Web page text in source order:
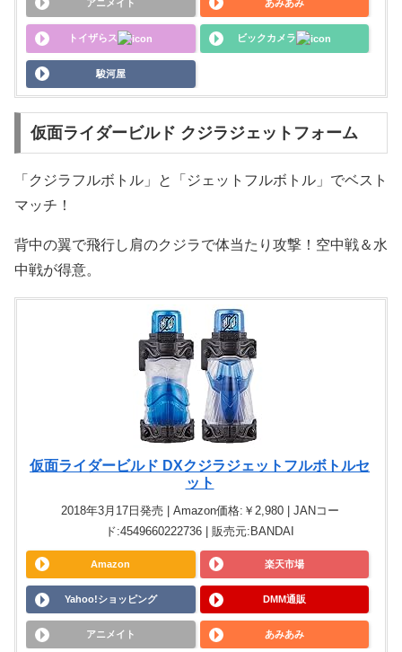
アニメイト あみあみ
トイザらス ビックカメラ
駿河屋
仮面ライダービルド クジラジェットフォーム
「クジラフルボトル」と「ジェットフルボトル」でベスト
マッチ！
背中の翼で飛行し肩のクジラで体当たり攻撃！空中戦＆水
中戦が得意。
仮面ライダービルド DXクジラジェットフルボトルセ
ット
2018年3月17日発売 | Amazon価格:￥2,980 | JANコー
ド:4549660222736 | 販売元:BANDAI
Amazon 楽天市場
Yahoo!ショッピング DMM通販
アニメイト あみあみ